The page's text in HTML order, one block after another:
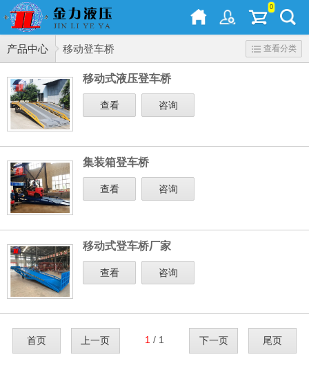
0
产品中心 移动登车桥 查看分类
移动式液压登车桥
查看 咨询
集装箱登车桥
查看 咨询
移动式登车桥厂家
查看 咨询
首页 上一页 1 / 1 下一页 尾页